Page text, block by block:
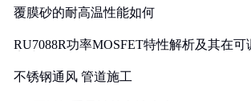
覆膜砂的耐高温性能如何
RU7088R功率MOSFET特性解析及其在
不锈钢通风 管道施工